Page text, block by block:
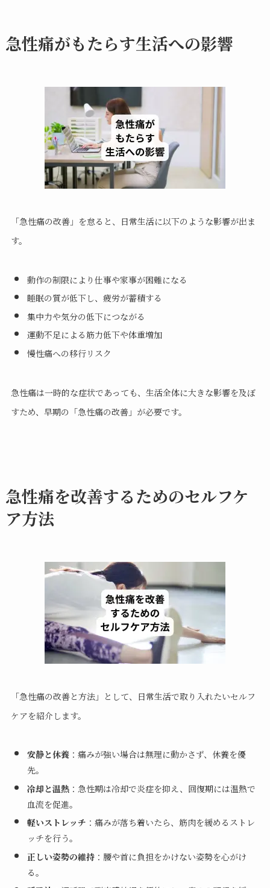
急性痛がもたらす生活への影響
「急性痛の改善」を怠ると、日常生活に以下のような影響が出ま
す。
動作の制限により仕事や家事が困難になる
睡眠の質が低下し、疲労が蓄積する
集中力や気分の低下につながる
運動不足による筋力低下や体重増加
慢性痛への移行リスク
急性痛は一時的な症状であっても、生活全体に大きな影響を及ぼ
すため、早期の「急性痛の改善」が必要です。
急性痛を改善するためのセルフケ
ア方法
「急性痛の改善と方法」として、日常生活で取り入れたいセルフ
ケアを紹介します。
安静と休養：痛みが強い場合は無理に動かさず、休養を優
先。
冷却と温熱：急性期は冷却で炎症を抑え、回復期には温熱で
血流を促進。
軽いストレッチ ：痛みが落ち着いたら、筋肉を緩めるストレ
ッチを行う。
正しい姿勢の維持：腰や首に負担をかけない姿勢を心がけ
る。